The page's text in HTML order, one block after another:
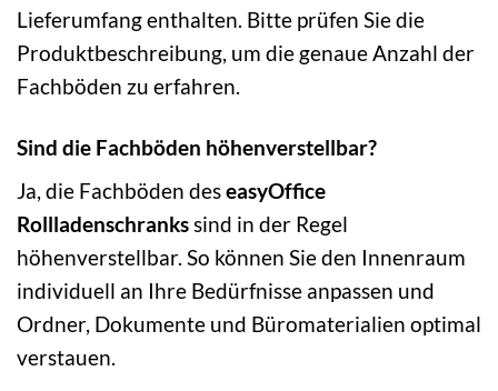
Lieferumfang enthalten. Bitte prüfen Sie die
Produktbeschreibung, um die genaue Anzahl der
Fachböden zu erfahren.
Sind die Fachböden höhenverstellbar?
Ja, die Fachböden deseasyOffice
Rollladenschrankssind in der Regel
höhenverstellbar. So können Sie den Innenraum
individuell an Ihre Bedürfnisse anpassen und
Ordner, Dokumente und Büromaterialien optimal
verstauen.